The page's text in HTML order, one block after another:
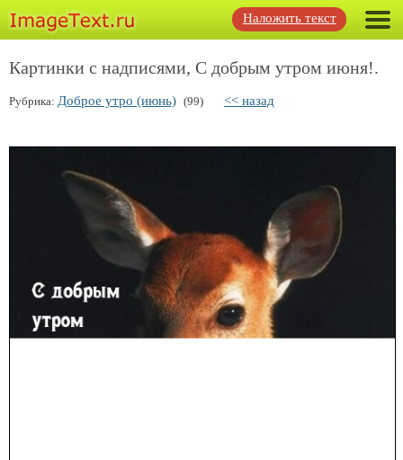
Наложить текст
Картинки с надписями, С добрым утром июня!.
Рубрика: Доброе утро (июнь) (99) << назад